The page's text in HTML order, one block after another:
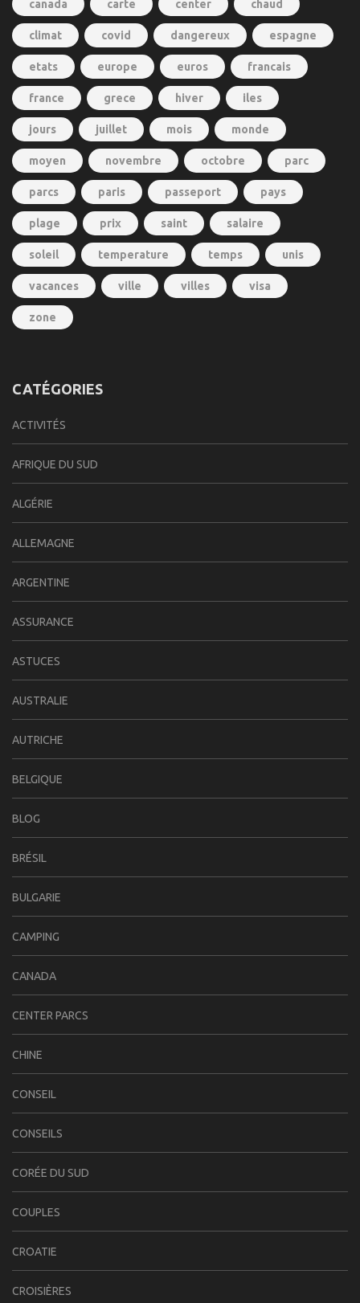
canada carte center chaud
climat covid dangereux espagne
etats europe euros francais
france grece hiver iles
jours juillet mois monde
moyen novembre octobre parc
parcs paris passeport pays
plage prix saint salaire
soleil temperature temps unis
vacances ville villes visa
zone
CATÉGORIES
ACTIVITÉS
AFRIQUE DU SUD
ALGÉRIE
ALLEMAGNE
ARGENTINE
ASSURANCE
ASTUCES
AUSTRALIE
AUTRICHE
BELGIQUE
BLOG
BRÉSIL
BULGARIE
CAMPING
CANADA
CENTER PARCS
CHINE
CONSEIL
CONSEILS
CORÉE DU SUD
COUPLES
CROATIE
CROISIÈRES